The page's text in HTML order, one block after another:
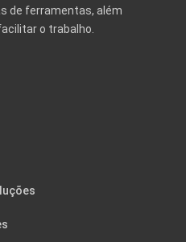
de ferramentas, além
o trabalho.